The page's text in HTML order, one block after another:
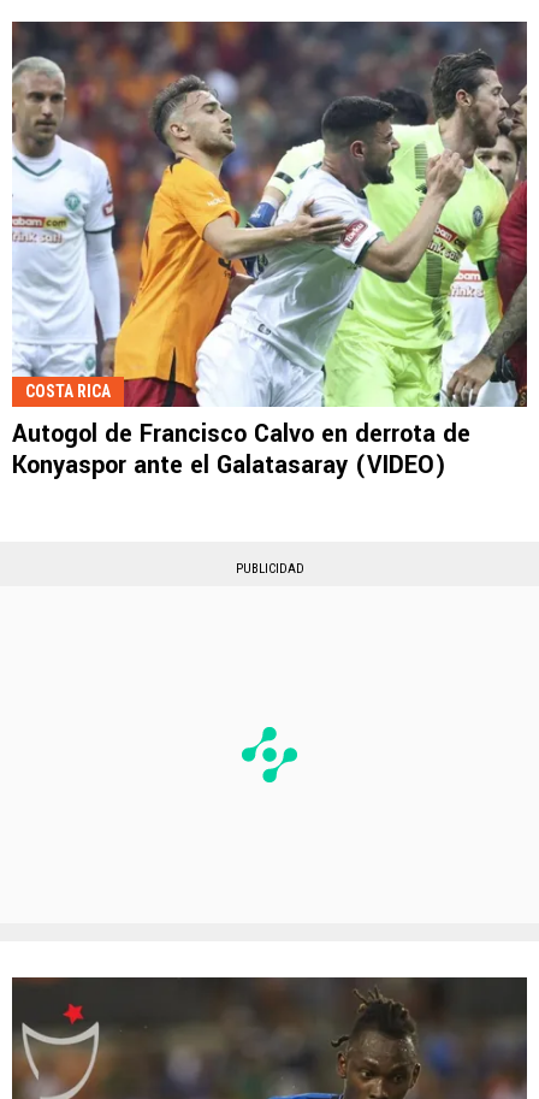
COSTA RICA
Autogol de Francisco Calvo en derrota de
Konyaspor ante el Galatasaray (VIDEO)
PUBLICIDAD